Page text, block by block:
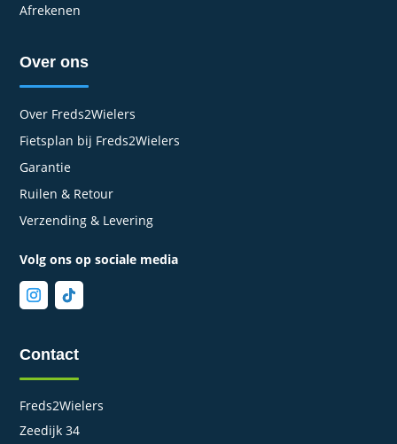
Afrekenen
Over ons
Over Freds2Wielers
Fietsplan bij Freds2Wielers
Garantie
Ruilen & Retour
Verzending & Levering
Volg ons op sociale media
Contact
Freds2Wielers
Zeedijk 34